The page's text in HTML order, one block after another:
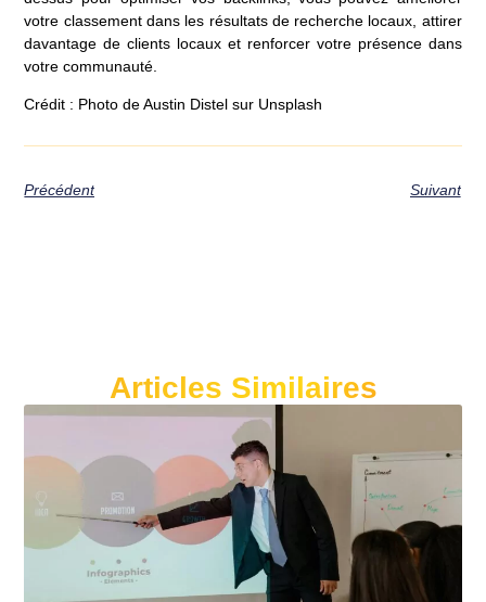
votre classement dans les résultats de recherche locaux, attirer
davantage de clients locaux et renforcer votre présence dans
votre communauté.
Crédit : Photo de Austin Distel sur Unsplash
Précédent Suivant
Articles Similaires